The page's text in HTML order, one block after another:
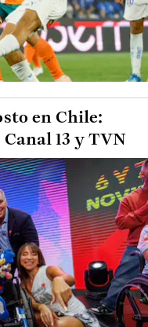
en Chile:
13 y TVN